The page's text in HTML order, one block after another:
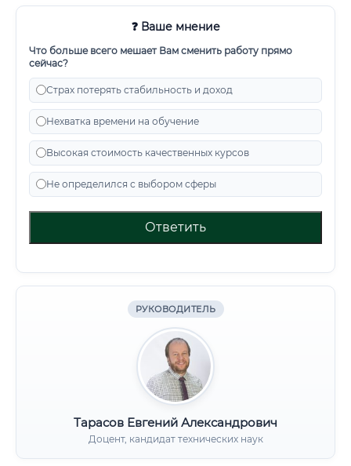
❓ Ваше мнение
Что больше всего мешает Вам сменить работу прямо
сейчас?
Страх потерять стабильность и доход
Нехватка времени на обучение
Высокая стоимость качественных курсов
Не определился с выбором сферы
Ответить
РУКОВОДИТЕЛЬ
Тарасов Евгений Александрович
Доцент, кандидат технических наук